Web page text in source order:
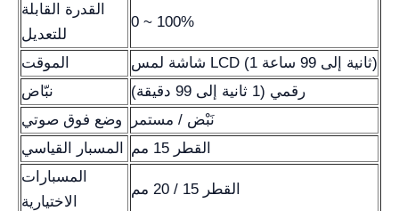
القدرة القابلة
للتعديل
0 ~ 100%
الموقت
شاشة لمس LCD (1 ثانية إلى 99 ساعة)
نبّاض
رقمي (1 ثانية إلى 99 دقيقة)
وضع فوق صوتي
نَبْض / مستمر
المسبار القياسي
القطر 15 مم
المسبارات
الاختيارية
القطر 15 / 20 مم